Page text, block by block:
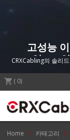
고성능
엄 UL
CRXCabling의 솔리
애플리케이션을 위
( 0)
Home 카테고리